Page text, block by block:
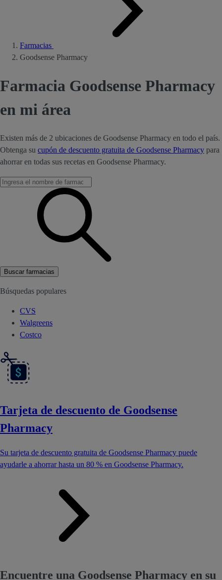
Farmacias
Goodsense Pharmacy
Farmacia Goodsense Pharmacy
en mi área
Existen más de 2 ubicaciones de Goodsense Pharmacy en todo el país.
Obtenga su cupón de descuento gratuita de Goodsense Pharmacy para
ahorrar en todas sus recetas en Goodsense Pharmacy.
Buscar farmacias
Búsquedas populares
CVS
Walgreens
Costco
Tarjeta de descuento de Goodsense
Pharmacy
Su tarjeta de descuento gratuita de Goodsense Pharmacy puede
ayudarle a ahorrar hasta un 80 % en Goodsense Pharmacy.
Encuentre una Goodsense Pharmacy en su